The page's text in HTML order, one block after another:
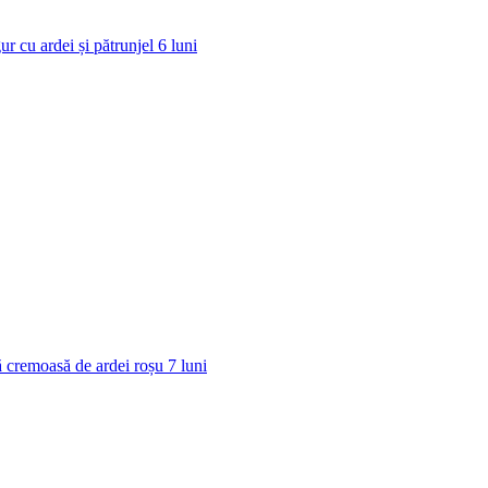
cu ardei și pătrunjel 6 luni
cremoasă de ardei roșu 7 luni